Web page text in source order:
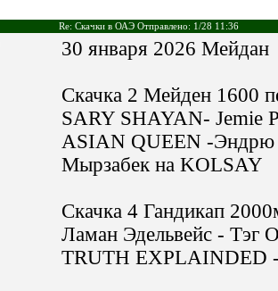
Re: Скачки в ОАЭ Отправлено: 1/28 11:36
30 января 2026 Мейдан
Скачка 2 Мейден 1600
SARY SHAYAN- Jemie
ASIAN QUEEN -Эндрю
Мырзабек на KOLSAY
Cкачка 4 Гандикап
Ламан Эдельвейс - Тэг
TRUTH EXPLAINDED